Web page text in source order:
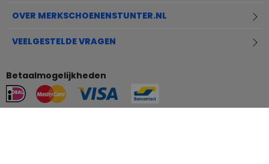
OVER MERKSCHOENENSTUNTER.NL
VEELGESTELDE VRAGEN
Betaalmogelijkheden